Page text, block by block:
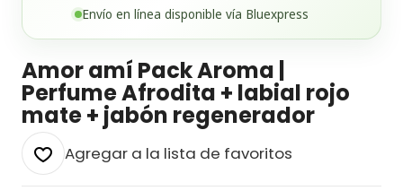
Envío en línea disponible vía Bluexpress
Amor amí Pack Aroma |
Perfume Afrodita + labial rojo
mate + jabón regenerador
Agregar a la lista de favoritos